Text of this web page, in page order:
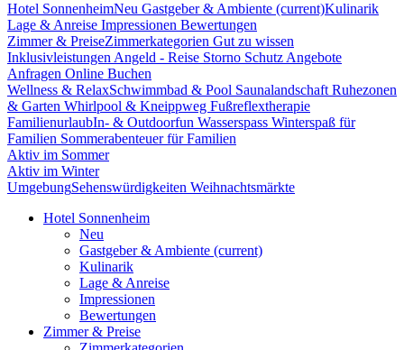
Hotel SonnenheimNeu Gastgeber & Ambiente (current)Kulinarik
Lage & Anreise Impressionen Bewertungen
Zimmer & PreiseZimmerkategorien Gut zu wissen
Inklusivleistungen Angeld - Reise Storno Schutz Angebote
Anfragen Online Buchen
Wellness & RelaxSchwimmbad & Pool Saunalandschaft Ruhezonen
& Garten Whirlpool & Kneippweg Fußreflextherapie
FamilienurlaubIn- & Outdoorfun Wasserspass Winterspaß für
Familien Sommerabenteuer für Familien
Aktiv im Sommer
Aktiv im Winter
UmgebungSehenswürdigkeiten Weihnachtsmärkte
Hotel Sonnenheim
Neu
Gastgeber & Ambiente (current)
Kulinarik
Lage & Anreise
Impressionen
Bewertungen
Zimmer & Preise